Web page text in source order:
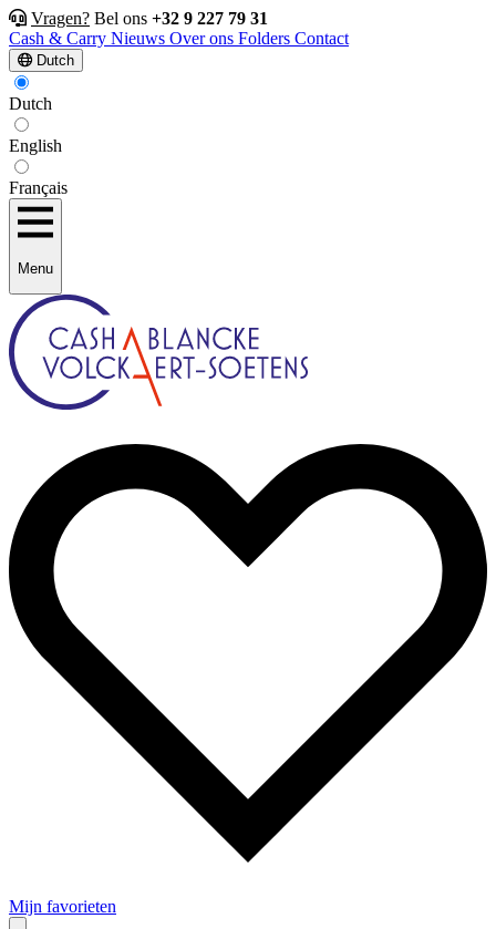
Vragen? Bel ons +32 9 227 79 31
Cash & Carry Nieuws Over ons Folders Contact
Dutch
Dutch
English
Français
Menu
Mijn favorieten